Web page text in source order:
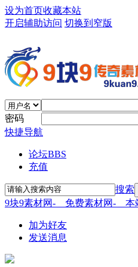
设为首页收藏本站
开启辅助访问 切换到窄版
密码
快捷导航
论坛BBS
充值
搜索
9块9素材网-＿免费素材网-＿
加为好友
发送消息